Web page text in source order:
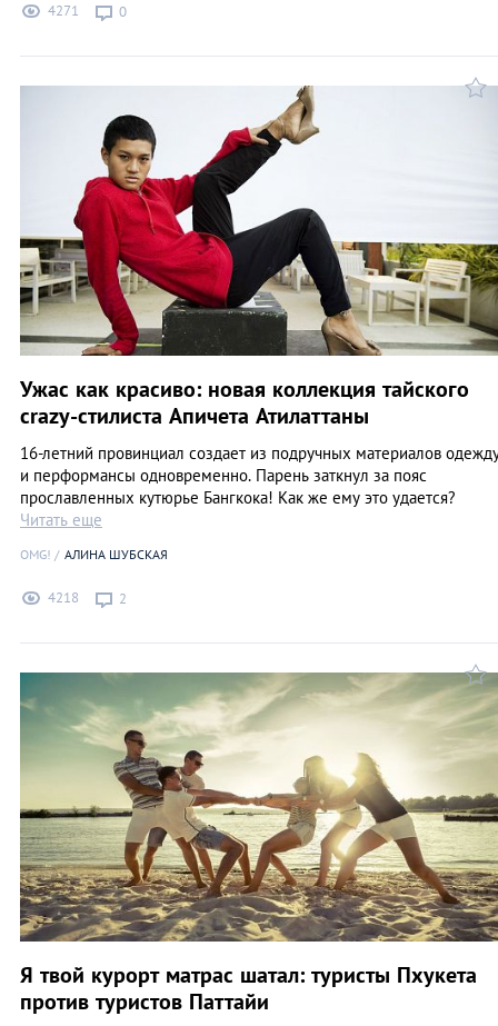
4271 0
Ужас как красиво: новая коллекция тайского
crazy-стилиста Апичета Атилаттаны
16-летний провинциал создает из подручных материалов
и перформансы одновременно. Парень заткнул за пояс
прославленных кутюрье Бангкока! Как же ему это удается?
Читать еще
OMG! АЛИНА ШУБСКАЯ
4218 2
Я твой курорт матрас шатал: туристы Пхукета
против туристов Паттайи